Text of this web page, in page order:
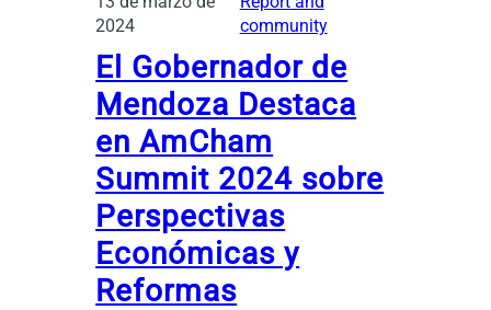
2024
community
El Gobernador de
Mendoza Destaca
en AmCham
Summit 2024 sobre
Perspectivas
Económicas y
Reformas